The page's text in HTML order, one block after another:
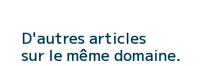
D'autres articles
sur le même domaine.